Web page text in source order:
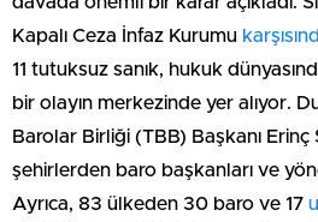
Kapalı Ceza İnfaz Kurumu
11 tutuksuz sanık, hukuk
bir olayın merkezinde yer alıyor.
Barolar Birliği (TBB) Başkanı Erinç
şehirlerden baro başkanları ve
Ayrıca, 83 ülkeden 30 baro ve 17